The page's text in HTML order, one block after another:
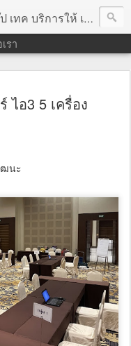
ทีวีจอแบน จอทัชสกรีน ตู้คีออส วีดีโอวอล และอุปกรณ์อื่น ๆ บริการให้เช่าเป็น รายวัน
รา
ไอ3 5 เครื่อง
ฒนะ